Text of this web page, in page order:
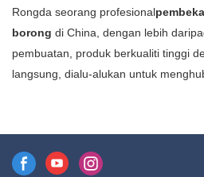
Rongda seorang profesional
borong di China, dengan lebih
pembuatan, produk berkualiti tinggi
langsung, dialu-alukan untuk